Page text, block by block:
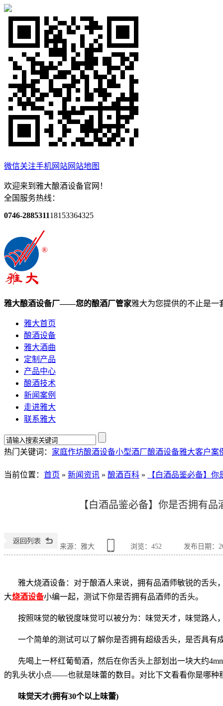
微信关注手机网站网站地图
欢迎来到雅大酿酒设备官网！
全国服务热线：
0746-288531118153364325
雅大酿酒设备厂——您的酿酒厂管家雅大为您提供的不止是一
雅大首页
酿酒设备
雅大酒曲
定制产品
产品中心
酿酒技术
新闻案例
走进雅大
联系雅大
热门关键词： 家庭作坊酿酒设备小型酒厂酿酒设备雅大客户案
当前位置 ： 首页 » 新闻资讯 » 酿酒百科 » 【白酒品鉴必备】
【白酒品鉴必备】你是否拥有品
来源：雅大 浏览： 452 发布日期：
雅大烧酒设备：对于酿酒人来说，拥有品酒师敏锐的舌头
大烧酒设备小编一起，测试下你是否拥有品酒师的舌头。
按照味觉的敏锐度味觉可以被分为：味觉天才，味觉路人
一个简单的测试可以了解你是否拥有超级舌头，是否具有
先喝上一杯红葡萄酒，然后在你舌头上部划出一块大约
的乳头状小点——也就是味蕾的数目。对比下文看看你是哪种
味觉天才(拥有30个以上味蕾)